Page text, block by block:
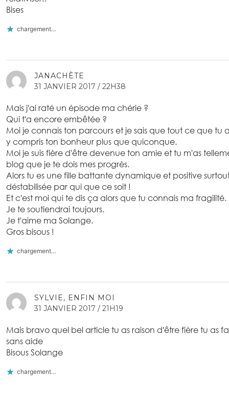
Bises
chargement…
JANACHÈTE
31 JANVIER 2017 / 22H38
Mais j'ai raté un épisode ma chérie ?
Qui t'a encore embêtée ?
Moi je connais ton parcours et je sais que tout ce que tu
y compris ton bonheur plus que quiconque.
Moi je suis fière d'être devenue ton amie et tu m'as
blog que je te dois mes progrès.
Alors tu es une fille battante dynamique et positive
déstabilisée par qui que ce soit !
Et c'est moi qui te dis ça alors que tu connais ma fragilité.
Je te soutiendrai toujours.
Je t'aime ma Solange.
Gros bisous !
chargement…
SYLVIE, ENFIN MOI
31 JANVIER 2017 / 21H19
Mais bravo quel bel article tu as raison d'être fière tu as
sans aide
Bisous Solange
chargement…